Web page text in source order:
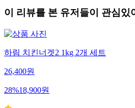
이 리뷰를 본 유저들이 관심있
하림 치킨너겟2 1kg 2개 세트
26,400원
28%18,900원